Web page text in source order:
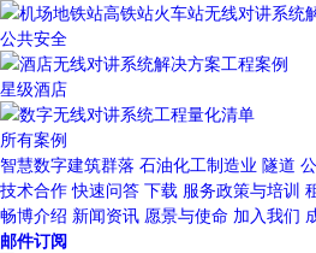
公共安全
星级酒店
所有案例
智慧数字建筑群落 石油化工制造业 隧道
技术合作 快速问答 下载 服务政策与培训
畅博介绍 新闻资讯 愿景与使命 加入我们
邮件订阅